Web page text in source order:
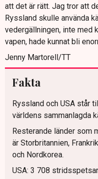
att det är rätt. Jag tror att
Ryssland skulle använda
vedergällningen, inte med
vapen, hade kunnat bli
Jenny Martorell/TT
Fakta
Ryssland och USA står
världens sammanlagda
Resterande länder som
är Storbritannien,
och Nordkorea.
USA: 3 708 stridsspetsar